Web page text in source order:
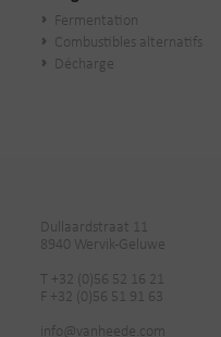
Fermentation
Combustibles alternatifs
Décharge
Dullaardstraat 11
8940 Wervik-Geluwe
T +32 (0)56 52 16 21
F +32 (0)56 51 91 63
info@vanheede.com